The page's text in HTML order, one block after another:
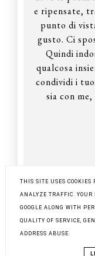
e ripensate,
punto di
gusto. Ci
Quindi
qualcosa
condividi i
sia con
BLOG
THIS SITE USES COOKIES
ANALYZE TRAFFIC.
GOOGLE ALONG WITH
QUALITY OF SERVICE,
ADDRESS ABUSE.